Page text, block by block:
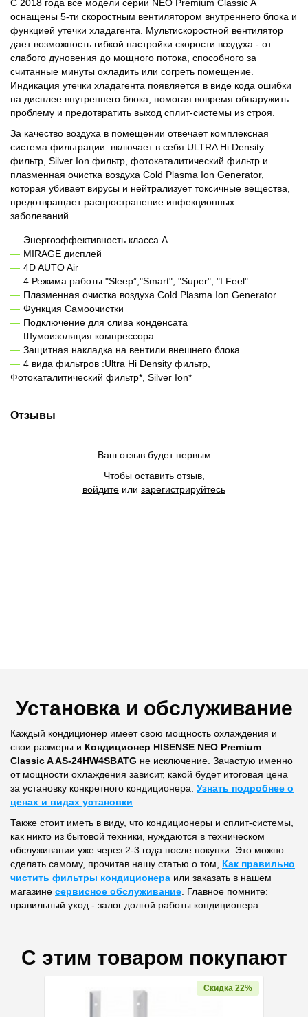
C 2018 года все модели серии NEO Premium Classic A
оснащены 5-ти скоростным вентилятором внутреннего блока и
функцией утечки хладагента. Мультискоростной вентилятор
дает возможность гибкой настройки скорости воздуха - от
слабого дуновения до мощного потока, способного за
считанные минуты охладить или согреть помещение.
Индикация утечки хладагента появляется в виде кода ошибки
на дисплее внутреннего блока, помогая вовремя обнаружить
проблему и предотвратить выход сплит-системы из строя.
За качество воздуха в помещении отвечает комплексная
система фильтрации: включает в себя ULTRA Hi Density
фильтр, Silver Ion фильтр, фотокаталитический фильтр и
плазменная очистка воздуха Cold Plasma Ion Generator,
которая убивает вирусы и нейтрализует токсичные вещества,
предотвращает распространение инфекционных
заболеваний.
Энергоэффективность класса А
MIRAGE дисплей
4D AUTO Air
4 Режима работы "Sleep”,"Smart", "Super", "I Feel"
Плазменная очистка воздуха Cold Plasma Ion Generator
Функция Самоочистки
Подключение для слива конденсата
Шумоизоляция компрессора
Защитная накладка на вентили внешнего блока
4 вида фильтров :Ultra Hi Density фильтр,
Фотокаталитический фильтр*, Silver Ion*
Отзывы
Ваш отзыв будет первым
Чтобы оставить отзыв,
войдите или зарегистрируйтесь
Установка и обслуживание
Каждый кондиционер имеет свою мощность охлаждения и
свои размеры и Кондиционер HISENSE NEO Premium
Classic A AS-24HW4SBATG не исключение. Зачастую именно
от мощности охлаждения зависит, какой будет итоговая цена
за установку конкретного кондиционера. Узнать подробнее о
ценах и видах установки
Также стоит иметь в виду, что кондиционеры и сплит-системы,
как никто из бытовой техники, нуждаются в техническом
обслуживании уже через 2-3 года после покупки. Это можно
сделать самому, прочитав нашу статью о том, Как правильно
чистить фильтры кондиционера или заказать в нашем
магазине сервисное обслуживание . Главное помните:
правильный уход - залог долгой работы кондиционера.
С этим товаром покупают
Скидка 22%